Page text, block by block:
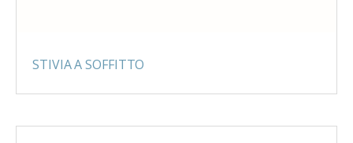
STIVIA A SOFFITTO